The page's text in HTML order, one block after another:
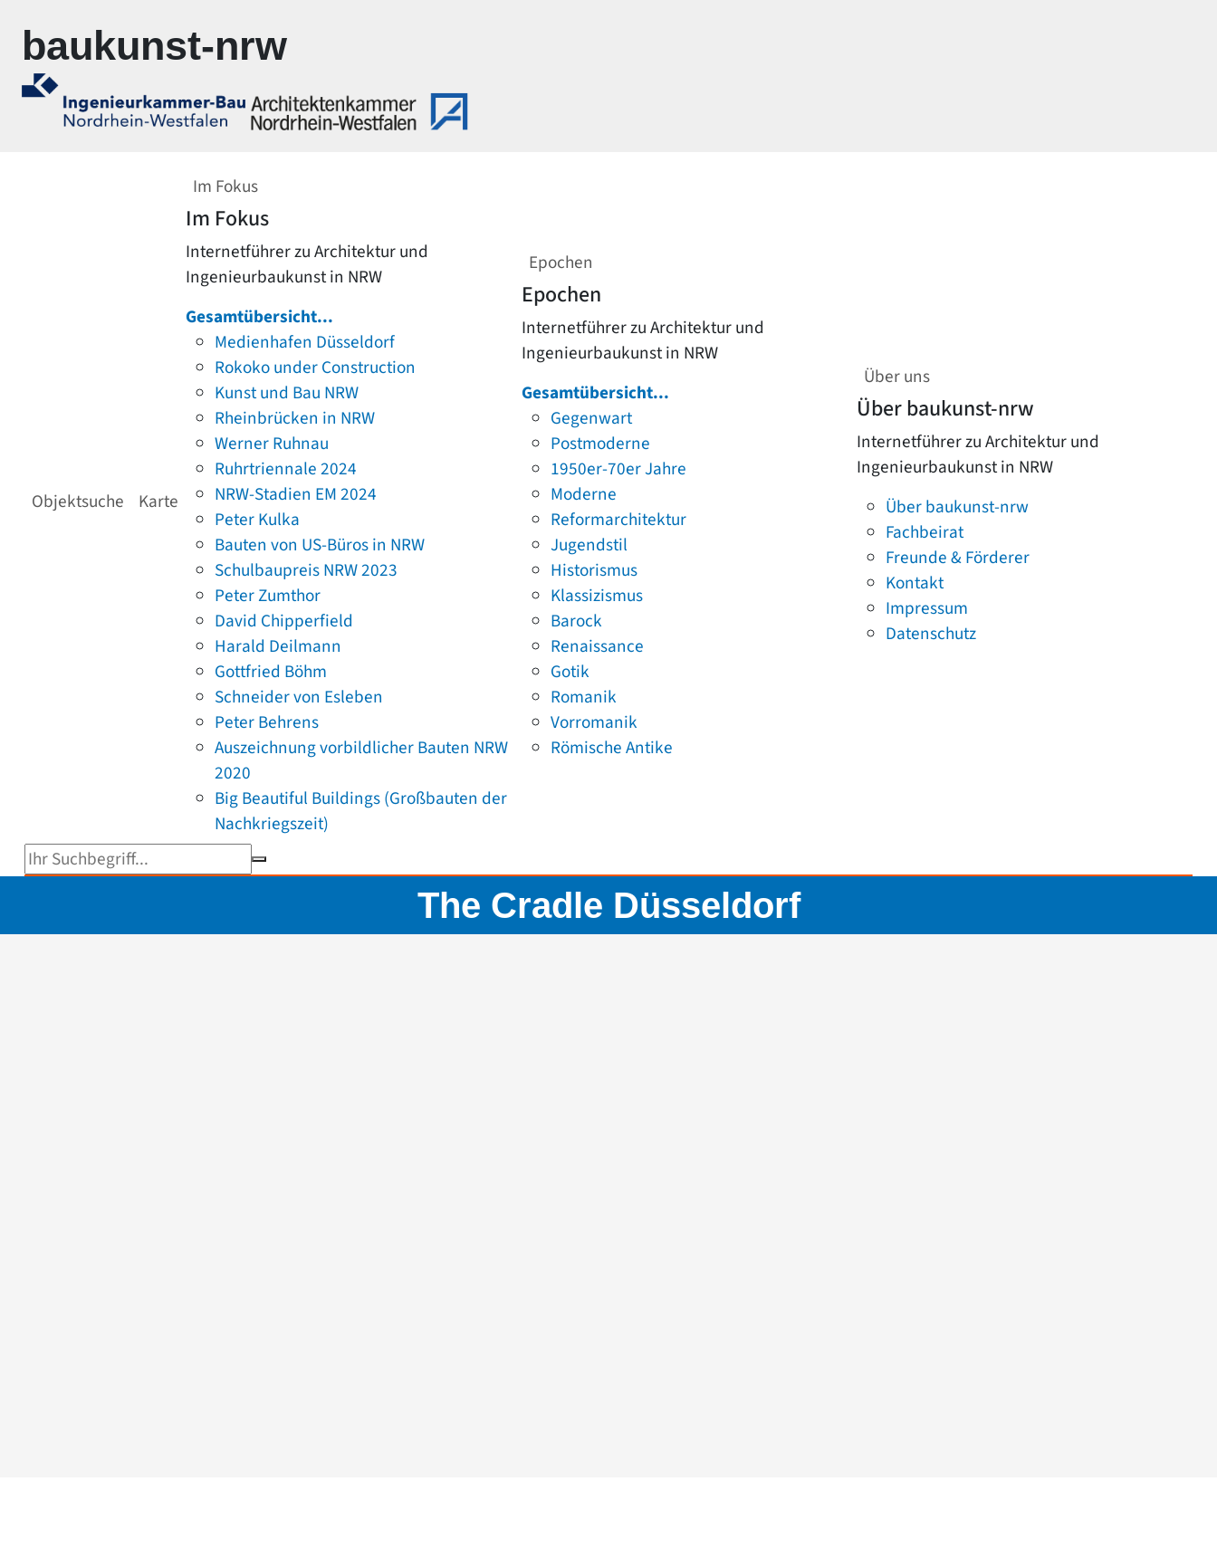
baukunst-nrw
Objektsuche Karte
Im Fokus
Im Fokus
Internetführer zu Architektur und
Ingenieurbaukunst in NRW
Gesamtübersicht...
Medienhafen Düsseldorf
Rokoko under Construction
Kunst und Bau NRW
Rheinbrücken in NRW
Werner Ruhnau
Ruhrtriennale 2024
NRW-Stadien EM 2024
Peter Kulka
Bauten von US-Büros in NRW
Schulbaupreis NRW 2023
Peter Zumthor
David Chipperfield
Harald Deilmann
Gottfried Böhm
Schneider von Esleben
Peter Behrens
Auszeichnung vorbildlicher Bauten NRW
2020
Big Beautiful Buildings (Großbauten der
Nachkriegszeit)
Epochen
Epochen
Internetführer zu Architektur und
Ingenieurbaukunst in NRW
Gesamtübersicht...
Gegenwart
Postmoderne
1950er-70er Jahre
Moderne
Reformarchitektur
Jugendstil
Historismus
Klassizismus
Barock
Renaissance
Gotik
Romanik
Vorromanik
Römische Antike
Über uns
Über baukunst-nrw
Internetführer zu Architektur und
Ingenieurbaukunst in NRW
Über baukunst-nrw
Fachbeirat
Freunde & Förderer
Kontakt
Impressum
Datenschutz
Suchbegriff eingeben
The Cradle Düsseldorf